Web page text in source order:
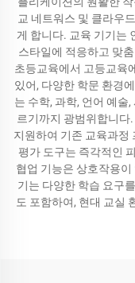
교 네트워스 및 클라우
게 합니다. 교육 기기는
스타일에 적응하고 맞
초등교육에서 고등교육
있어, 다양한 학문 환경
는 수학, 과학, 언어 예술
르기까지 광범위합니다
지원하여 기존 교육과정
평가 도구는 즉각적인
협업 기능은 상호작용
기는 다양한 학습 요구
도 포함하여, 현대 교실